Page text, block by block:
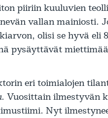
piiriin kuuluvien
vallan mainiosti.
olisi se hyvä eli
pysäyttävät
eri toimialojen
. Vuosittain ilmestyvän
Nyt